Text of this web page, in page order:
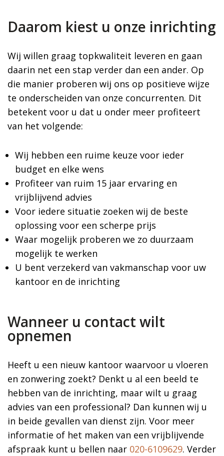
Daarom kiest u onze inrichting
Wij willen graag topkwaliteit leveren en gaan
daarin net een stap verder dan een ander. Op
die manier proberen wij ons op positieve wijze
te onderscheiden van onze concurrenten. Dit
betekent voor u dat u onder meer profiteert
van het volgende:
Wij hebben een ruime keuze voor ieder
budget en elke wens
Profiteer van ruim 15 jaar ervaring en
vrijblijvend advies
Voor iedere situatie zoeken wij de beste
oplossing voor een scherpe prijs
Waar mogelijk proberen we zo duurzaam
mogelijk te werken
U bent verzekerd van vakmanschap voor uw
kantoor en de inrichting
Wanneer u contact wilt
opnemen
Heeft u een nieuw kantoor waarvoor u vloeren
en zonwering zoekt? Denkt u al een beeld te
hebben van de inrichting, maar wilt u graag
advies van een professional? Dan kunnen wij u
in beide gevallen van dienst zijn. Voor meer
informatie of het maken van een vrijblijvende
afspraak kunt u bellen naar 020-6109629. Verder